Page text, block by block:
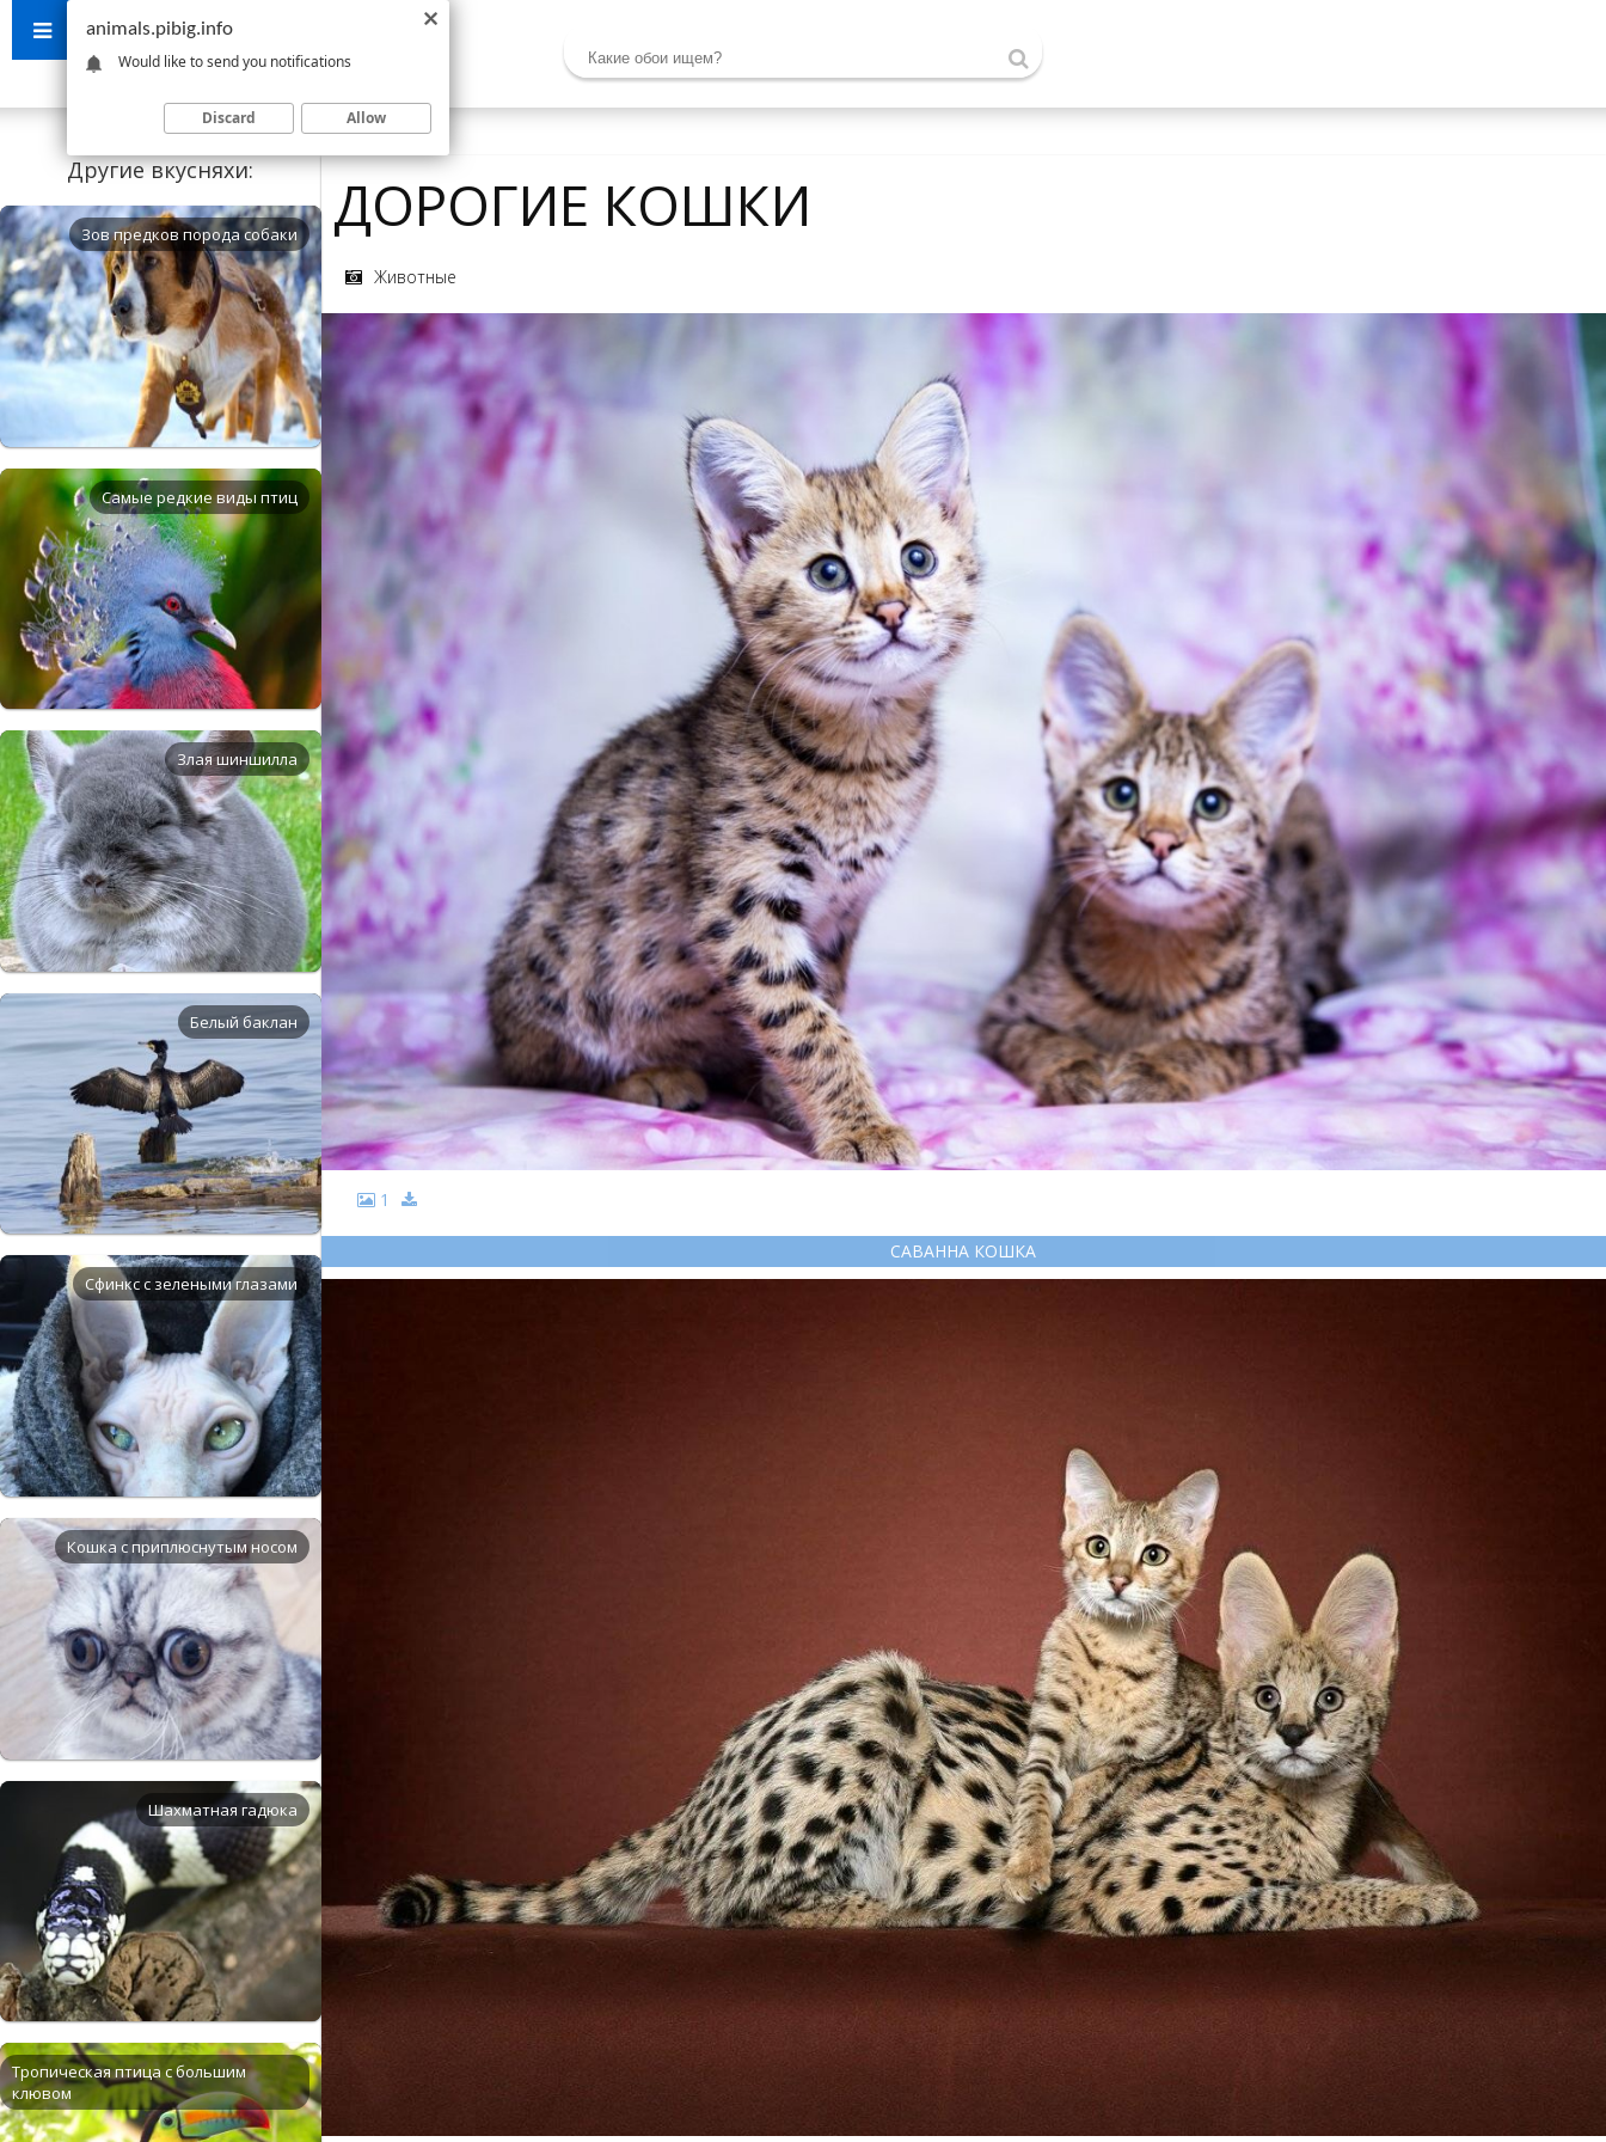
Другие вкусняхи:
Зов предков порода собаки
Самые редкие виды птиц
Злая шиншилла
Белый баклан
Сфинкс с зелеными глазами
Кошка с приплюснутым носом
Шахматная гадюка
Тропическая птица с большим
клювом
ДОРОГИЕ КОШКИ
Животные
1
САВАННА КОШКА
animals.pibig.info
Would like to send you notifications
Discard Allow